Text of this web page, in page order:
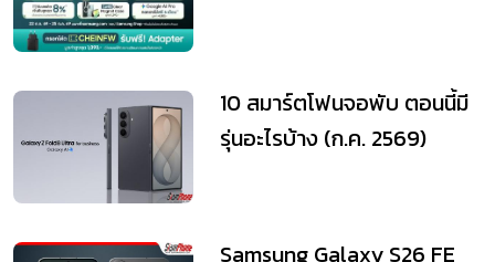
10 สมาร์ตโฟนจอพับ ตอนนี้มี
รุ่นอะไรบ้าง (ก.ค. 2569)
Samsung Galaxy S26 FE